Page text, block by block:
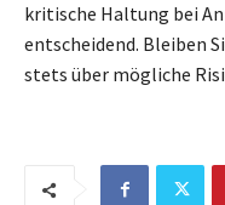
kritische Haltung bei
entscheidend. Bleiben
stets über mögliche